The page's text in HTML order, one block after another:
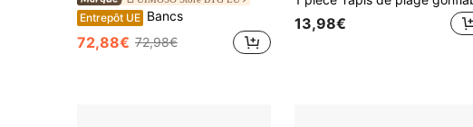
Entrepôt UE Bancs
72,88€ 72,98€
13,98€